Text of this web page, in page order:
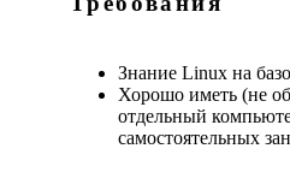
Знание Linux на
Хорошо иметь (не
отдельный
самостоятельных